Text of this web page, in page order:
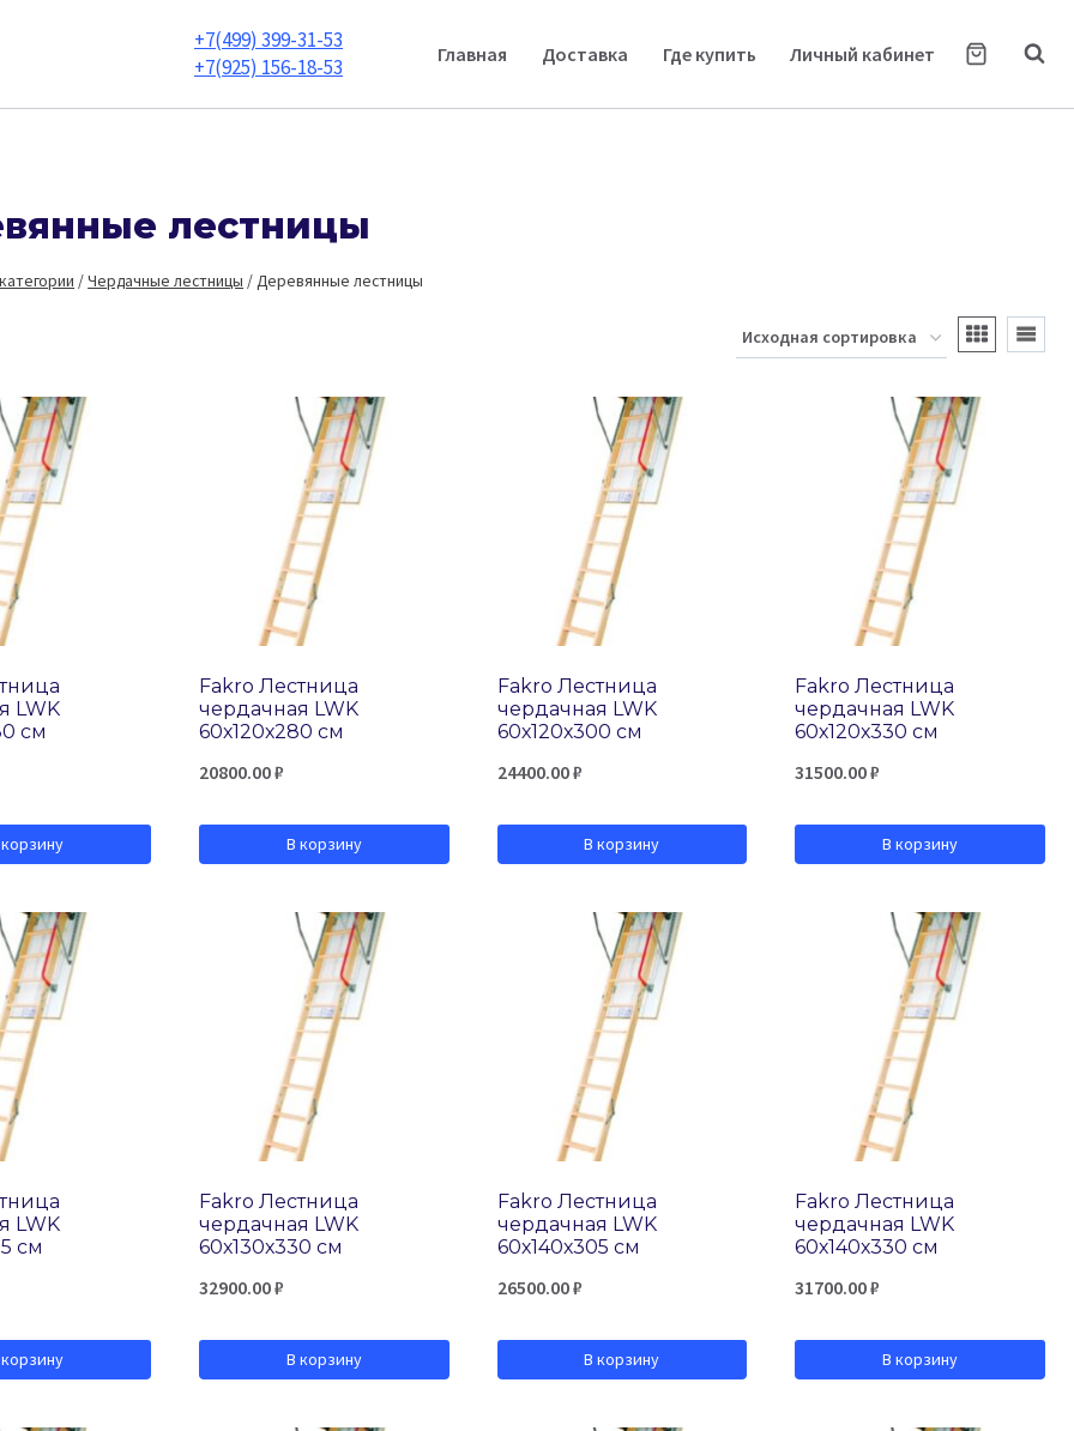
+7(499) 399-31-53
+7(925) 156-18-53
Главная Доставка Где купить Личный кабинет
лестницы
/Чердачные лестницы /Деревянные лестницы
LWK
см
Fakro Лестница
чердачная LWK
60х120х280 см
20800.00₽
В корзину
Fakro Лестница
чердачная LWK
60х120х300 см
24400.00₽
В корзину
Fakro Лестница
чердачная LWK
60х120х330 см
31500.00₽
В корзину
LWK
см
Fakro Лестница
чердачная LWK
60х130х330 см
32900.00₽
В корзину
Fakro Лестница
чердачная LWK
60х140х305 см
26500.00₽
В корзину
Fakro Лестница
чердачная LWK
60х140х330 см
31700.00₽
В корзину